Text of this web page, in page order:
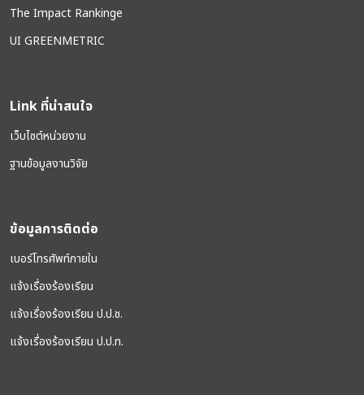
The Impact Rankinge
UI GREENMETRIC
Link ที่น่าสนใจ
เว็บไซต์หน่วยงาน
ฐานข้อมูลงานวิจัย
ข้อมูลการติดต่อ
เบอร์โทรศัพท์ภายใน
แจ้งเรื่องร้องเรียน
แจ้งเรื่องร้องเรียน ป.ป.ช.
แจ้งเรื่องร้องเรียน ป.ป.ท.